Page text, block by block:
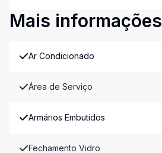
Mais informações
Ar Condicionado
Área de Serviço
Armários Embutidos
Fechamento Vidro